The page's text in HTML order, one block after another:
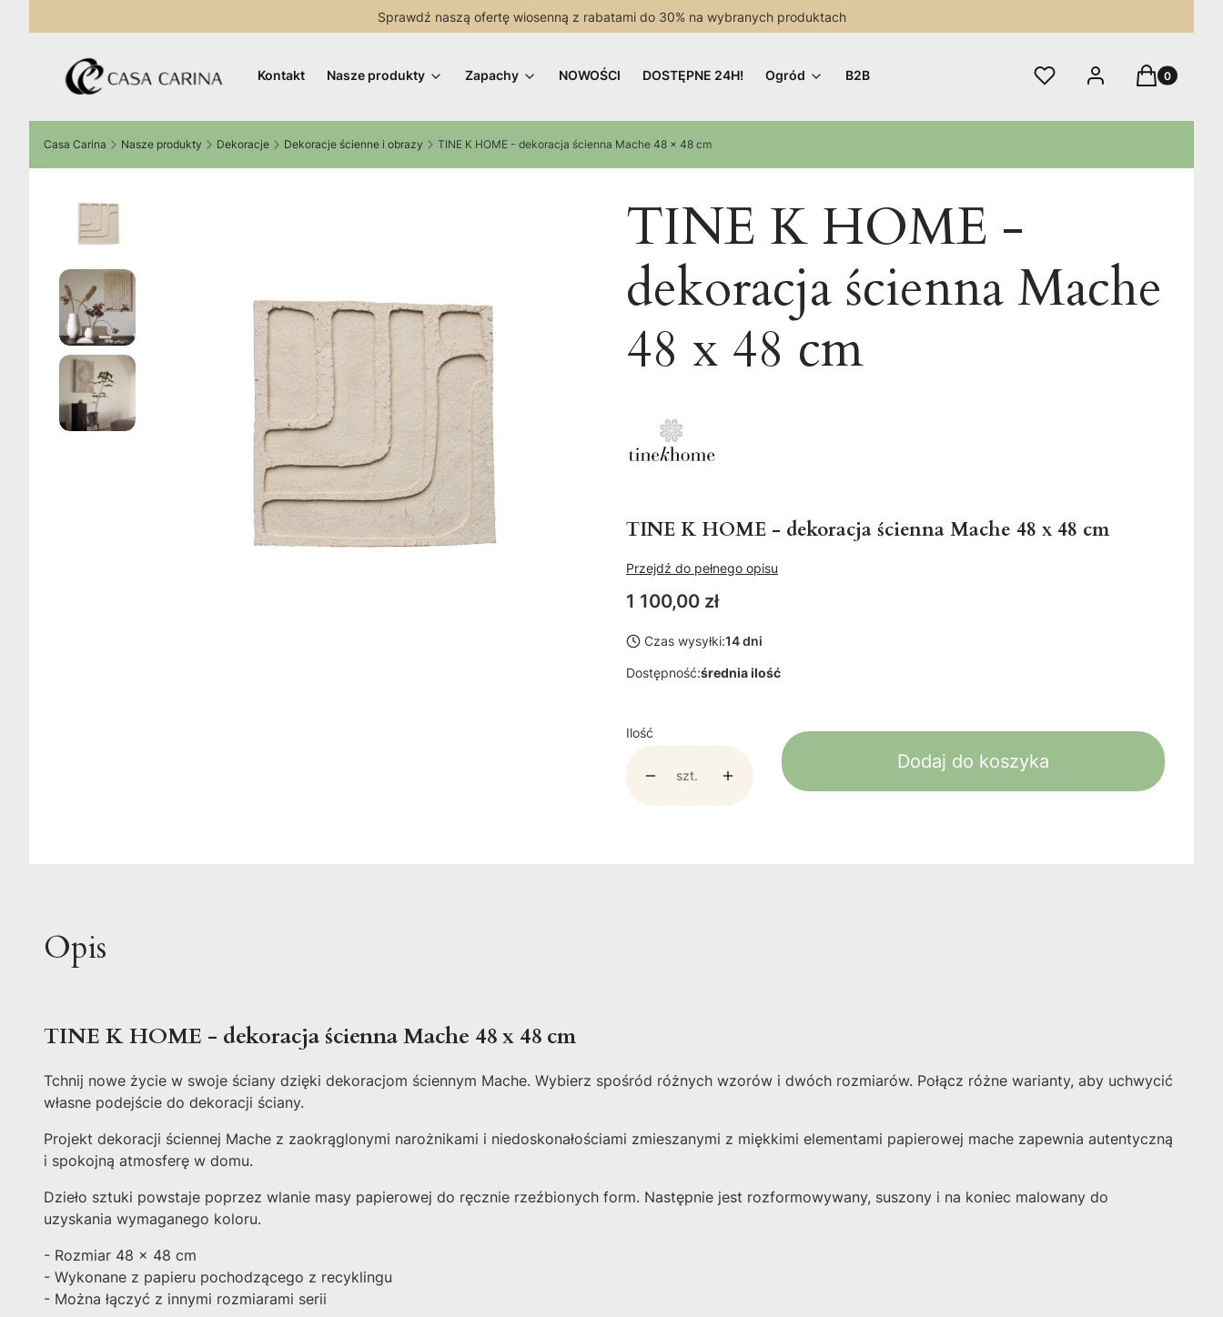
Sprawdź naszą ofertę wiosenną z rabatami do 30% na wybranych produktach
Kontakt Nasze produkty Zapachy NOWOŚCI DOSTĘPNE 24H! Ogród B2B Ulubione Zaloguj sięProdukty w
Koszyk
Casa Carina Nasze produkty Dekoracje Dekoracje ścienne i obrazy TINE K HOME - dekoracja ścienna Mache 48 x 48 cm
TINE K HOME -
dekoracja ścienna Mache
48 x 48 cm
TINE K HOME - dekoracja ścienna Mache 48 x 48 cm
Przejdź do pełnego opisu
Cena
1 100,00 zł
Czas wysyłki:14 dni
Dostępność:średnia ilość
Ilość
szt.
Dodaj do koszyka
Opis
TINE K HOME - dekoracja ścienna Mache 48 x 48 cm
Tchnij nowe życie w swoje ściany dzięki dekoracjom ściennym Mache. Wybierz spośród różnych wzorów i dwóch rozmiarów. Połącz różne warianty, aby uchwycić
własne podejście do dekoracji ściany.
Projekt dekoracji ściennej Mache z zaokrąglonymi narożnikami i niedoskonałościami zmieszanymi z miękkimi elementami papierowej mache zapewnia autentyczną
i spokojną atmosferę w domu.
Dzieło sztuki powstaje poprzez wlanie masy papierowej do ręcznie rzeźbionych form. Następnie jest rozformowywany, suszony i na koniec malowany do
uzyskania wymaganego koloru.
- Rozmiar 48 x 48 cm
- Wykonane z papieru pochodzącego z recyklingu
- Można łączyć z innymi rozmiarami serii